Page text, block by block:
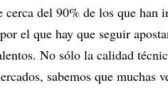
del 90% de los que han
el que hay que seguir
No sólo la calidad
sabemos que muchas